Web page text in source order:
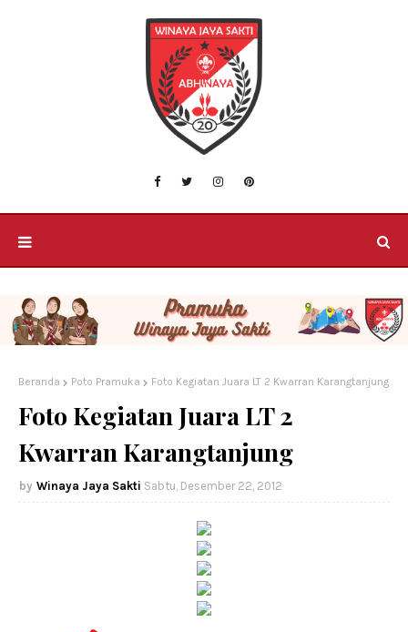
Beranda Poto Pramuka Foto Kegiatan Juara LT 2 Kwarran Karangtanjung
Foto Kegiatan Juara LT 2
Kwarran Karangtanjung
Winaya Jaya Sakti Sabtu, Desember 22, 2012